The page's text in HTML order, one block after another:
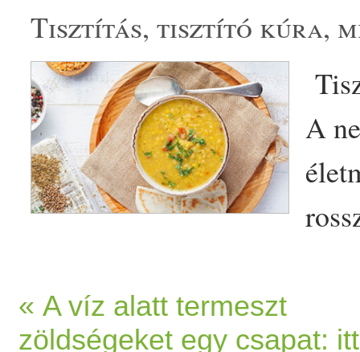
tisztítás, tisztító kúra,
A
szervezetedben. Ezt a
« A víz alatt termeszt
zöldségeket egy csapat: